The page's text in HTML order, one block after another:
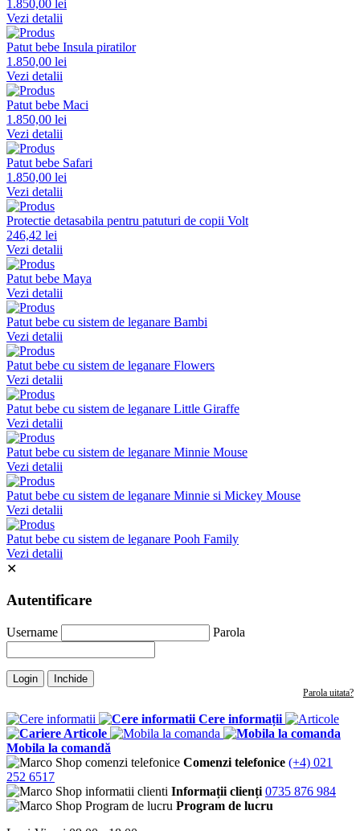
1.850,00 lei
Vezi detalii
Patut bebe Insula piratilor
1.850,00 lei
Vezi detalii
Patut bebe Maci
1.850,00 lei
Vezi detalii
Patut bebe Safari
1.850,00 lei
Vezi detalii
Protectie detasabila pentru patuturi de copii Volt
246,42 lei
Vezi detalii
Patut bebe Maya
Vezi detalii
Patut bebe cu sistem de leganare Bambi
Vezi detalii
Patut bebe cu sistem de leganare Flowers
Vezi detalii
Patut bebe cu sistem de leganare Little Giraffe
Vezi detalii
Patut bebe cu sistem de leganare Minnie Mouse
Vezi detalii
Patut bebe cu sistem de leganare Minnie si Mickey Mouse
Vezi detalii
Patut bebe cu sistem de leganare Pooh Family
Vezi detalii
✕
Autentificare
Username Parola
Login Inchide
Parola uitata?
Cere informații
Articole
Mobila la comandă
Comenzi telefonice (+4) 021
252 6517
Informații clienți 0735 876 984
Program de lucru